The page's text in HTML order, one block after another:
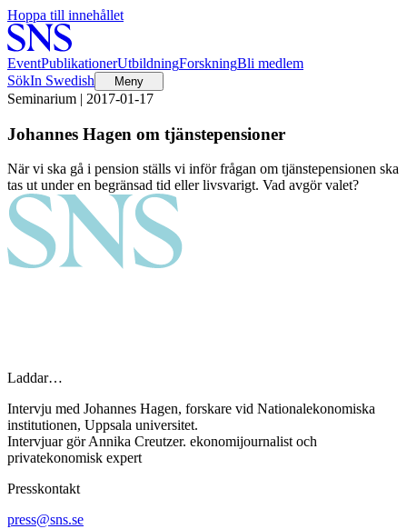
Hoppa till innehållet
EventPublikationerUtbildningForskningBli medlem
SökIn Swedish Meny
Seminarium | 2017-01-17
Johannes Hagen om tjänstepensioner
När vi ska gå i pension ställs vi inför frågan om tjänstepensionen ska
tas ut under en begränsad tid eller livsvarigt. Vad avgör valet?
Laddar…
Intervju med Johannes Hagen, forskare vid Nationalekonomiska
institutionen, Uppsala universitet.
Intervjuar gör Annika Creutzer. ekonomijournalist och
privatekonomisk expert
Presskontakt
press@sns.se